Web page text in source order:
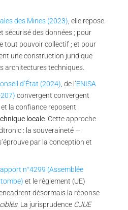
des Mines (2023), elle repose
sécurisé des données ; pour
tout pouvoir collectif ; et pour
une construction juridique
architectures techniques.
d’État (2024), de l’ENISA
convergent convergent
la confiance reposent
locale. Cette approche
: la souveraineté —
par la conception et
n°4299 (Assemblée
et le règlement (UE)
désormais la réponse
. La jurisprudence CJUE